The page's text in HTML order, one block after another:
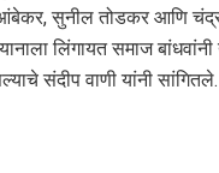
आंबेकर, सुनील तोडकर आणि
लिंगायत समाज
संदीप वाणी यांनी सांगितले.